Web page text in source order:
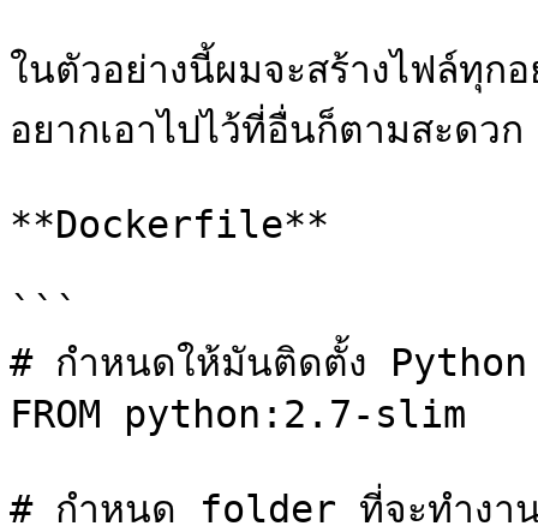
ในตัวอย่างนี้ผมจะสร้างไฟล์
อยากเอาไปไว้ที่อื่นก็ตามสะดวก
**Dockerfile**
```
# กำหนดให้มันติดตั้ง
FROM python:2.7-slim
# กำหนด folder ที่จะทำงา